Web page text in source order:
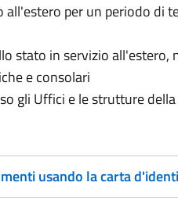
all'estero per un periodo di
stato in servizio
e consolari
gli Uffici e le strutture della
usando la carta